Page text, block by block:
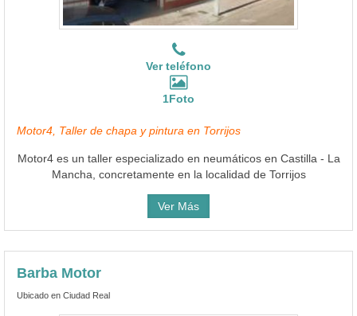
Ver teléfono
1Foto
Motor4, Taller de chapa y pintura en Torrijos
Motor4 es un taller especializado en neumáticos en Castilla - La
Mancha, concretamente en la localidad de Torrijos
Ver Más
Barba Motor
Ubicado en Ciudad Real